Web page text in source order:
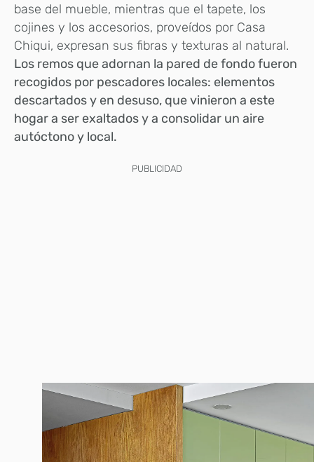
base del mueble, mientras que el tapete, los
cojines y los accesorios, proveídos por Casa
Chiqui, expresan sus fibras y texturas al natural.
Los remos que adornan la pared de fondo fueron
recogidos por pescadores locales: elementos
descartados y en desuso, que vinieron a este
hogar a ser exaltados y a consolidar un aire
autóctono y local.
PUBLICIDAD